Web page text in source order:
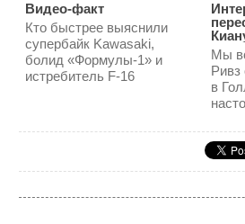
Видео-факт
Кто быстрее выяснили
супербайк Kawasaki,
болид «Формулы-1» и
истребитель F-16
Мы
Ривз
в